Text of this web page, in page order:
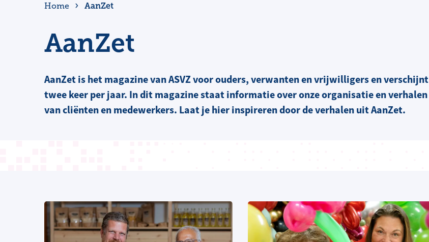
Home AanZet
AanZet
AanZet is het magazine van ASVZ voor ouders, verwanten en vrijwilligers en verschijnt
twee keer per jaar. In dit magazine staat informatie over onze organisatie en verhalen
van cliënten en medewerkers. Laat je hier inspireren door de verhalen uit AanZet.